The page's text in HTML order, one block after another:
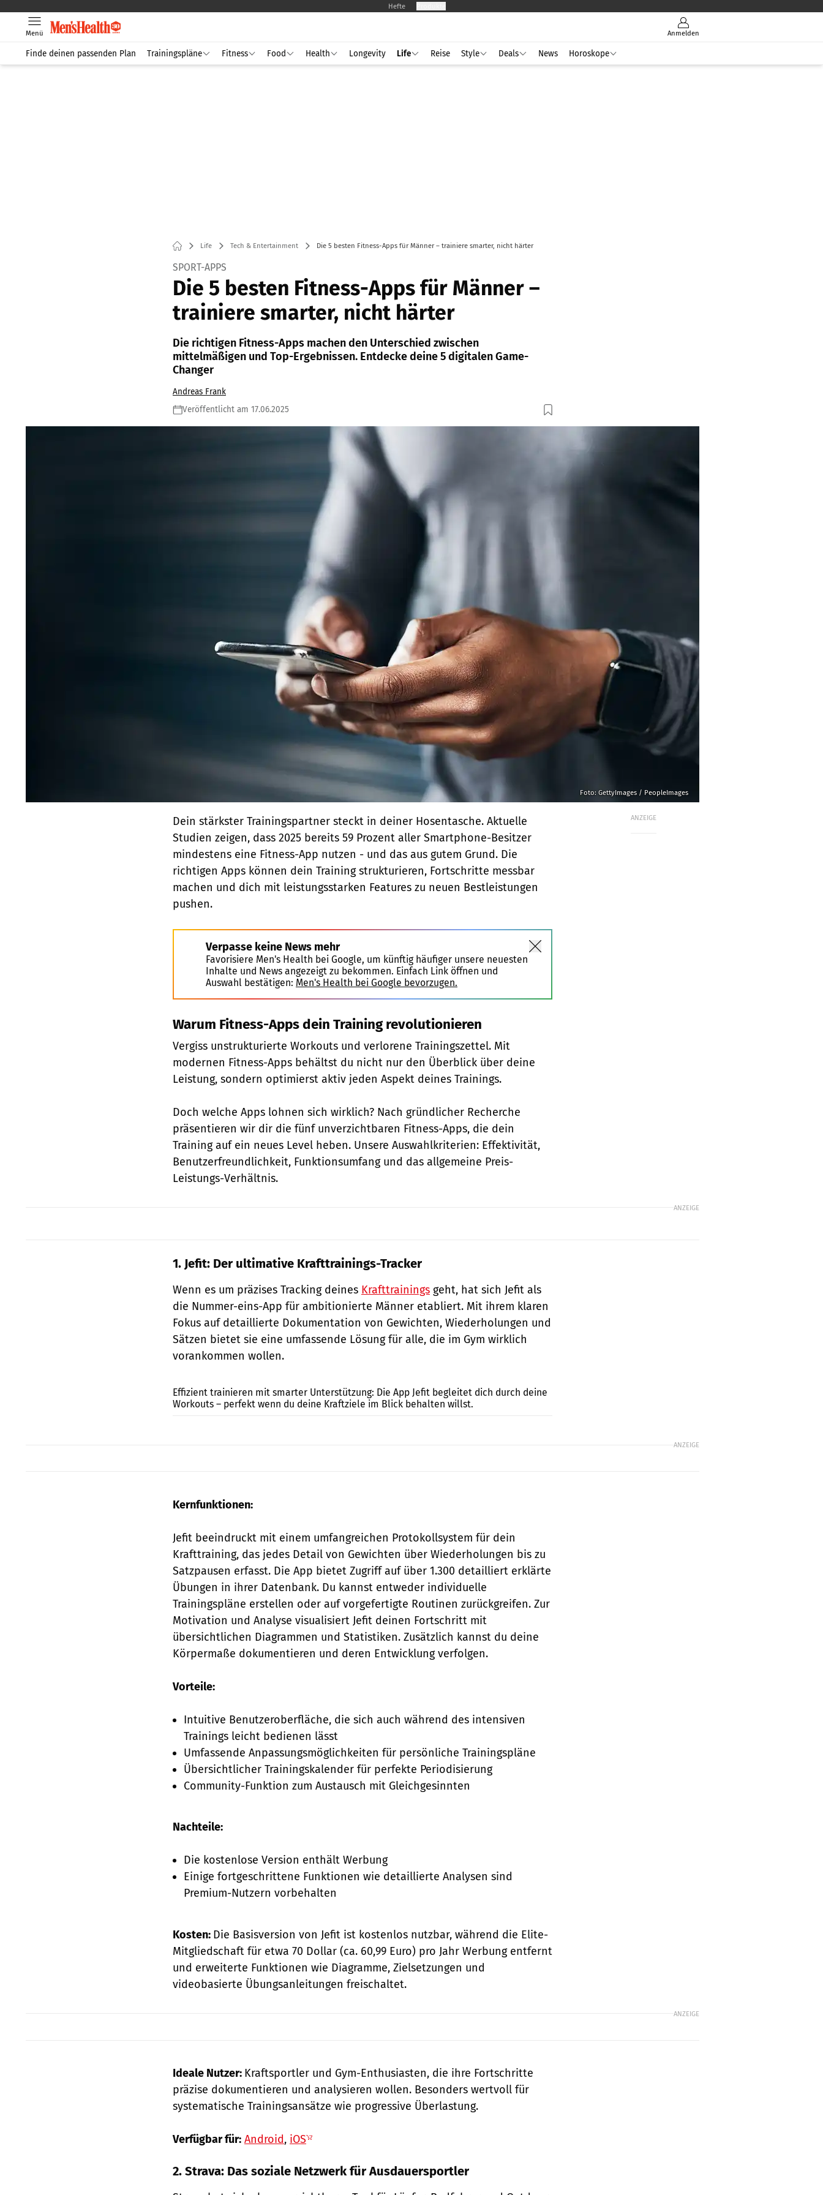
Hefte
Anmelden
Menü
Finde deinen passenden Plan Trainingspläne Fitness Food Health Longevity Life Reise Style Deals News Horoskope
Life Tech & Entertainment Die 5 besten Fitness-Apps für Männer – trainiere smarter, nicht härter
SPORT-APPS
Die 5 besten Fitness-Apps für Männer –
trainiere smarter, nicht härter
Die richtigen Fitness-Apps machen den Unterschied zwischen
mittelmäßigen und Top-Ergebnissen. Entdecke deine 5 digitalen Game-
Changer
Andreas Frank
Veröffentlicht am 17.06.2025
Foto: GettyImages / PeopleImages
ANZEIGE
Dein stärkster Trainingspartner steckt in deiner Hosentasche. Aktuelle
Studien zeigen, dass 2025 bereits 59 Prozent aller Smartphone-Besitzer
mindestens eine Fitness-App nutzen - und das aus gutem Grund. Die
richtigen Apps können dein Training strukturieren, Fortschritte messbar
machen und dich mit leistungsstarken Features zu neuen Bestleistungen
pushen.
Verpasse keine News mehr
Favorisiere Men's Health bei Google, um künftig häufiger unsere neuesten
Inhalte und News angezeigt zu bekommen. Einfach Link öffnen und
Auswahl bestätigen: Men's Health bei Google bevorzugen.
Warum Fitness-Apps dein Training revolutionieren
Vergiss unstrukturierte Workouts und verlorene Trainingszettel. Mit
modernen Fitness-Apps behältst du nicht nur den Überblick über deine
Leistung, sondern optimierst aktiv jeden Aspekt deines Trainings.
Doch welche Apps lohnen sich wirklich? Nach gründlicher Recherche
präsentieren wir dir die fünf unverzichtbaren Fitness-Apps, die dein
Training auf ein neues Level heben. Unsere Auswahlkriterien: Effektivität,
Benutzerfreundlichkeit, Funktionsumfang und das allgemeine Preis-
Leistungs-Verhältnis.
ANZEIGE
1. Jefit: Der ultimative Krafttrainings-Tracker
Wenn es um präzises Tracking deines Krafttrainings geht, hat sich Jefit als
die Nummer-eins-App für ambitionierte Männer etabliert. Mit ihrem klaren
Fokus auf detaillierte Dokumentation von Gewichten, Wiederholungen und
Sätzen bietet sie eine umfassende Lösung für alle, die im Gym wirklich
vorankommen wollen.
Effizient trainieren mit smarter Unterstützung: Die App Jefit begleitet dich durch deine
Workouts – perfekt wenn du deine Kraftziele im Blick behalten willst.
ANZEIGE
Kernfunktionen:
Jefit beeindruckt mit einem umfangreichen Protokollsystem für dein
Krafttraining, das jedes Detail von Gewichten über Wiederholungen bis zu
Satzpausen erfasst. Die App bietet Zugriff auf über 1.300 detailliert erklärte
Übungen in ihrer Datenbank. Du kannst entweder individuelle
Trainingspläne erstellen oder auf vorgefertigte Routinen zurückgreifen. Zur
Motivation und Analyse visualisiert Jefit deinen Fortschritt mit
übersichtlichen Diagrammen und Statistiken. Zusätzlich kannst du deine
Körpermaße dokumentieren und deren Entwicklung verfolgen.
Vorteile:
Intuitive Benutzeroberfläche, die sich auch während des intensiven
Trainings leicht bedienen lässt
Umfassende Anpassungsmöglichkeiten für persönliche Trainingspläne
Übersichtlicher Trainingskalender für perfekte Periodisierung
Community-Funktion zum Austausch mit Gleichgesinnten
Nachteile:
Die kostenlose Version enthält Werbung
Einige fortgeschrittene Funktionen wie detaillierte Analysen sind
Premium-Nutzern vorbehalten
Kosten: Die Basisversion von Jefit ist kostenlos nutzbar, während die Elite-
Mitgliedschaft für etwa 70 Dollar (ca. 60,99 Euro) pro Jahr Werbung entfernt
und erweiterte Funktionen wie Diagramme, Zielsetzungen und
videobasierte Übungsanleitungen freischaltet.
ANZEIGE
Ideale Nutzer: Kraftsportler und Gym-Enthusiasten, die ihre Fortschritte
präzise dokumentieren und analysieren wollen. Besonders wertvoll für
systematische Trainingsansätze wie progressive Überlastung.
Verfügbar für: Android, iOS
2. Strava: Das soziale Netzwerk für Ausdauersportler